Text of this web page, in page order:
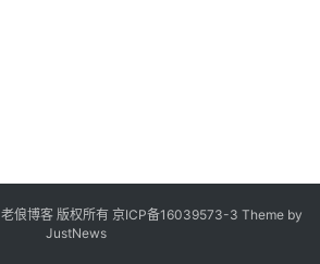
老俍博客 版权所有 京ICP备16039573-3 Theme by
JustNews